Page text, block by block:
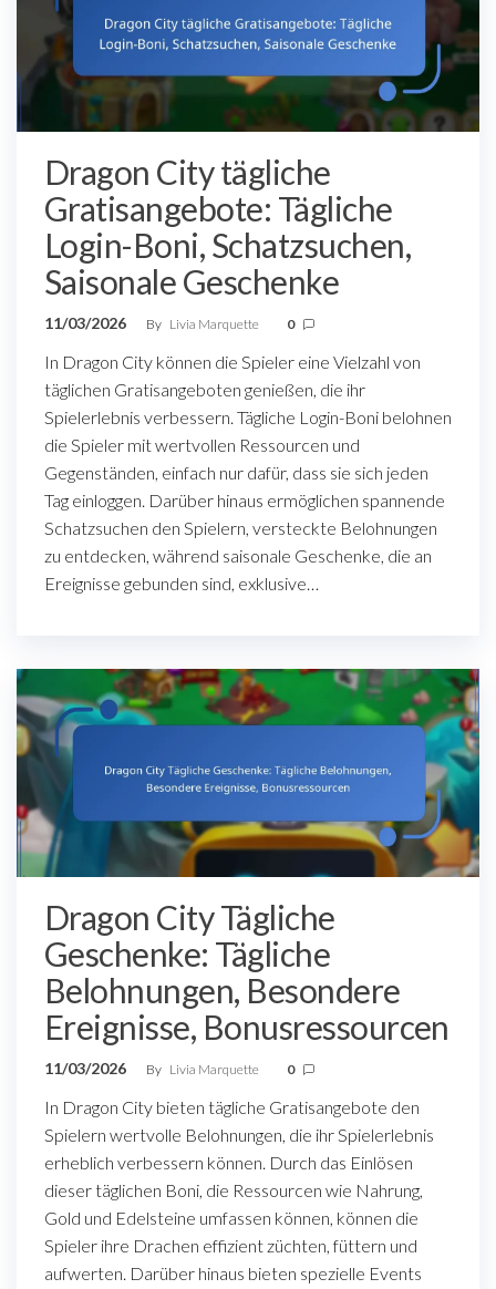
Dragon City tägliche
Gratisangebote: Tägliche
Login-Boni, Schatzsuchen,
Saisonale Geschenke
11/03/2026 By Livia Marquette 0
In Dragon City können die Spieler eine Vielzahl von
täglichen Gratisangeboten genießen, die ihr
Spielerlebnis verbessern. Tägliche Login-Boni belohnen
die Spieler mit wertvollen Ressourcen und
Gegenständen, einfach nur dafür, dass sie sich jeden
Tag einloggen. Darüber hinaus ermöglichen spannende
Schatzsuchen den Spielern, versteckte Belohnungen
zu entdecken, während saisonale Geschenke, die an
Ereignisse gebunden sind, exklusive…
Dragon City Tägliche
Geschenke: Tägliche
Belohnungen, Besondere
Ereignisse, Bonusressourcen
11/03/2026 By Livia Marquette 0
In Dragon City bieten tägliche Gratisangebote den
Spielern wertvolle Belohnungen, die ihr Spielerlebnis
erheblich verbessern können. Durch das Einlösen
dieser täglichen Boni, die Ressourcen wie Nahrung,
Gold und Edelsteine umfassen können, können die
Spieler ihre Drachen effizient züchten, füttern und
aufwerten. Darüber hinaus bieten spezielle Events